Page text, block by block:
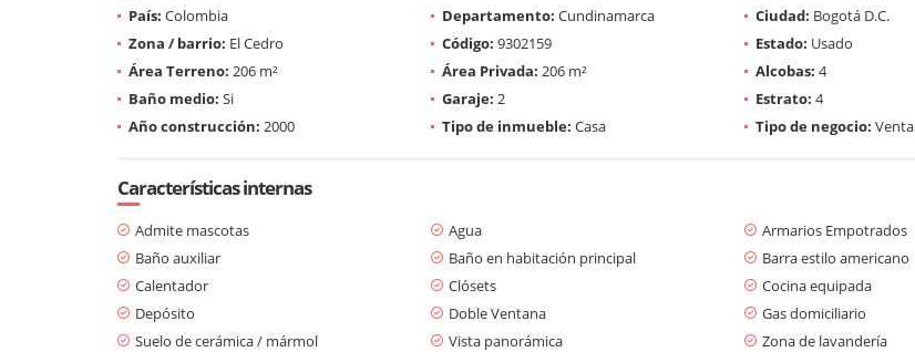
País: Colombia Departamento: Cundinamarca Ciudad: Bogotá D.C.
Zona / barrio: El Cedro Código: 9302159 Estado: Usado
Área Terreno: 206 m² Área Privada: 206 m² Alcobas: 4
Baño medio: Si Garaje: 2 Estrato: 4
Año construcción: 2000 Tipo de inmueble: Casa Tipo de negocio: Venta
Características internas
Admite mascotas Agua Armarios Empotrados
Baño auxiliar
Baño en habitación principal Barra estilo americano
Calentador
Clósets Cocina equipada
Depósito
Doble Ventana Gas domiciliario
Suelo de cerámica / mármol
Vista panorámica Zona de lavandería